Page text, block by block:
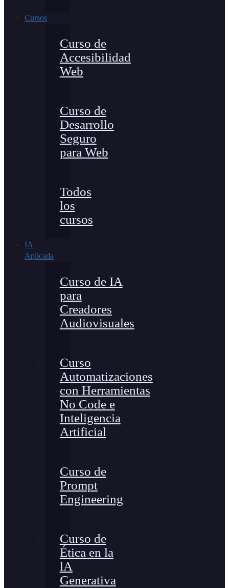
Cursos
Curso de
Accesibilidad
Web
Curso de
Desarrollo
Seguro
para Web
Todos
los
cursos
IA
Aplicada
Curso de IA
para
Creadores
Audiovisuales
Curso
Automatizaciones
con Herramientas
No Code e
Inteligencia
Artificial
Curso de
Prompt
Engineering
Curso de
Ética en la
lA
Generativa